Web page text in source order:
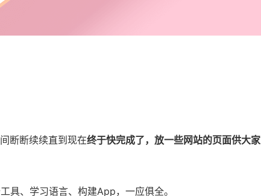
断断续续直到现在终于快完成了，放一些网站的页面供大家
具、学习语言、构建App，一应俱全。